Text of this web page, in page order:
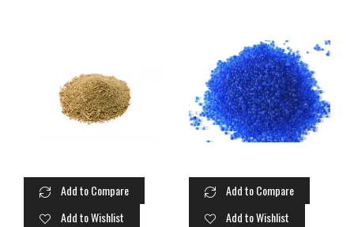
Add to Compare
Add to Wishlist
Add to Compare
Add to Wishlist